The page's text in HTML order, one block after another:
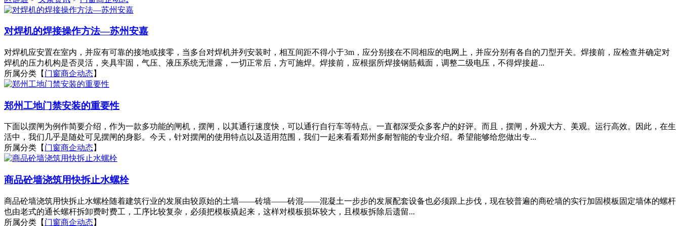
对焊机的焊接操作方法—苏州安嘉
对焊机应安置在室内，并应有可靠的接地或接零，当多台对焊机并列安装时，相互间距不得小于3m，应分别接在不同相应的电网上，并应分别有各自的刀型开关。焊接前，应检查并确定对
焊机的压力机构是否灵活，夹具牢固，气压、液压系统无泄露，一切正常后，方可施焊。焊接前，应根据所焊接钢筋截面，调整二级电压，不得焊接超...
所属分类【 门窗商企动态】
郑州工地门禁安装的重要性
下面以摆闸为例作简要介绍，作为一款多功能的闸机，摆闸，以其通行速度快，可以通行自行车等特点。一直都深受众多客户的好评。而且，摆闸，外观大方、美观。运行高效。因此，在生
活中，我们几乎是随处可见摆闸的身影。今天，针对摆闸的使用特点以及适用范围，我们一起来看看郑州多耐智能的专业介绍。希望能够给您做出专...
所属分类【 门窗商企动态】
商品砼墙浇筑用快拆止水螺栓
商品砼墙浇筑用快拆止水螺栓随着建筑行业的发展由较原始的土墙——砖墙——砖混——混凝土一步步的发展配套设备也必须跟上步伐，现在较普遍的商砼墙的实行加固模板固定墙体的螺杆
也由老式的通长螺杆拆卸费时费工，工序比较复杂，必须把模板撬起来，这样对模板损坏较大，且模板拆除后遗留...
所属分类【 门窗商企动态】